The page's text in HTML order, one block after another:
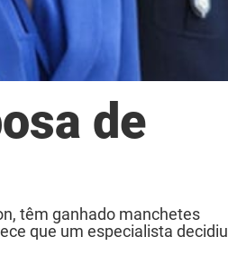
de
têm ganhado manchetes
que um especialista decidiu